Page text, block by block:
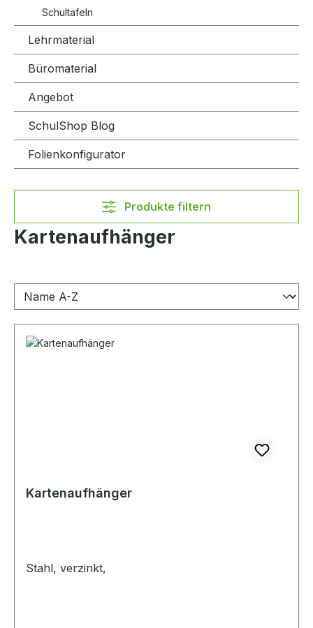
Schultafeln
Lehrmaterial
Büromaterial
Angebot
SchulShop Blog
Folienkonfigurator
Produkte filtern
Kartenaufhänger
Kartenaufhänger
Stahl, verzinkt,